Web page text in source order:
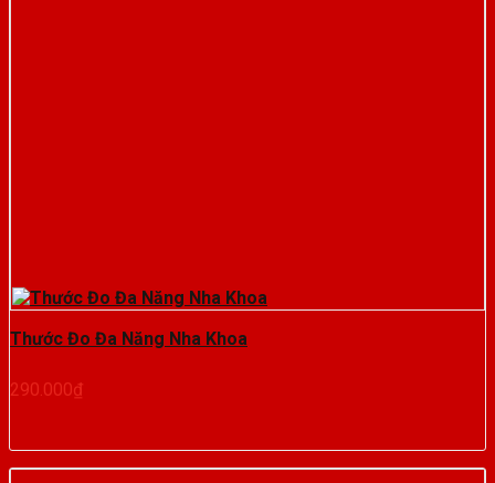
Thước Đo Đa Năng Nha Khoa
290.000₫